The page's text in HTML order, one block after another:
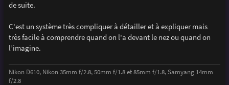
de suite.
C'est un système très compliquer à détailler et à expliquer mais
très facile à comprendre quand on l'a devant le nez ou quand on
l’imagine.
Nikon D610, Nikon 35mm f/2.8, 50mm f/1.8 et 85mm f/1.8, Samyang 14mm
f/2.8